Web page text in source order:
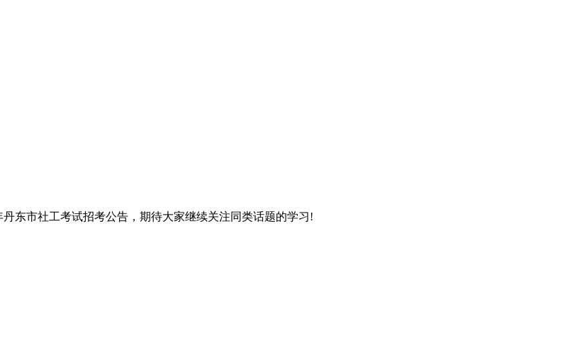
市社工考试招考公告，期待大家继续关注同类话题的学习!